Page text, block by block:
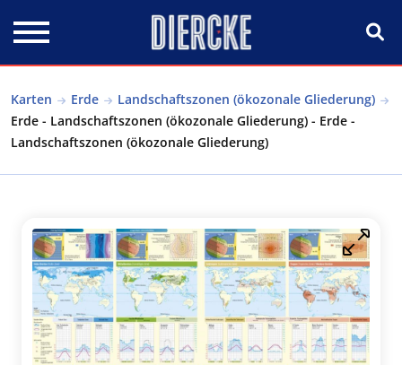
Karten Erde
Landschaftszonen (ökozonale Gliederung)
Erde - Landschaftszonen (ökozonale Gliederung) - Erde -
Landschaftszonen (ökozonale Gliederung)